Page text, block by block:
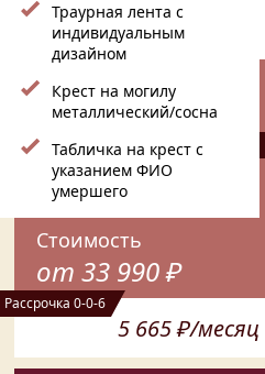
Траурная лента с
индивидуальным
дизайном
Крест на могилу
металлический/сосна
Табличка на крест с
указанием ФИО
умершего
Стоимость
от 33 990 ₽
Рассрочка 0-0-6
5 665 ₽/месяц